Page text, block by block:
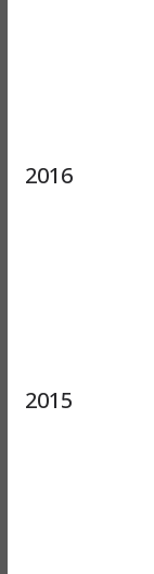
2016
2015